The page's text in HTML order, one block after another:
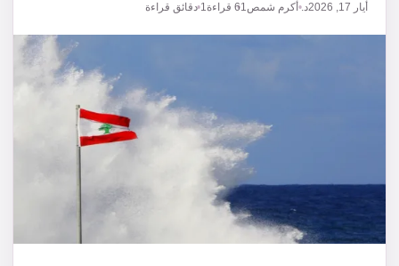
أيار 17, 2026 د. أكرم شمص61 قراءة1 دقائق قراءة